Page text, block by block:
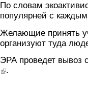
По словам
популярней с
Желающие принять
организуют туда
ЭРА проведет вывоз
(link is external)
.